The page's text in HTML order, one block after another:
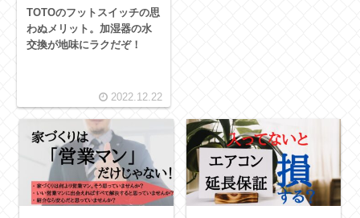
TOTOのフットスイッチの思
わぬメリット。加湿器の水
交換が地味にラクだぞ！
2022.12.22